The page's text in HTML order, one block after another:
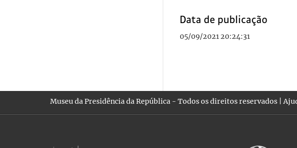
Data de publicação
05/09/2021 20:24:31
Museu da Presidência da República - Todos os direitos reservados |